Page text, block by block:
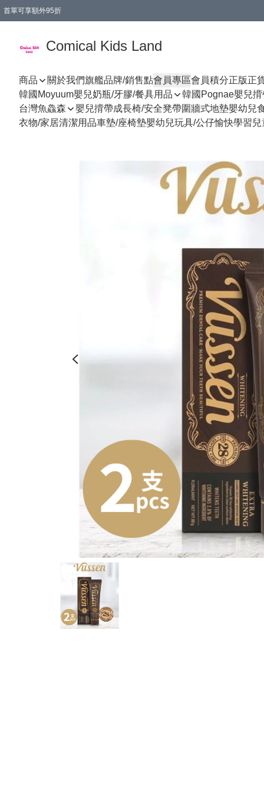
首單可享額外95折
Comical Kids Land
商品 關於我們旗艦品牌/銷售點會員專區會員積分正版正
韓國Moyuum嬰兒奶瓶/牙膠/餐具用品
韓國Pognae嬰兒揹
台灣魚鱻森
嬰兒揹帶成長椅/安全凳帶圍牆式地墊嬰幼兒
衣物/家居清潔用品車墊/座椅墊嬰幼兒玩具/公仔愉快學習